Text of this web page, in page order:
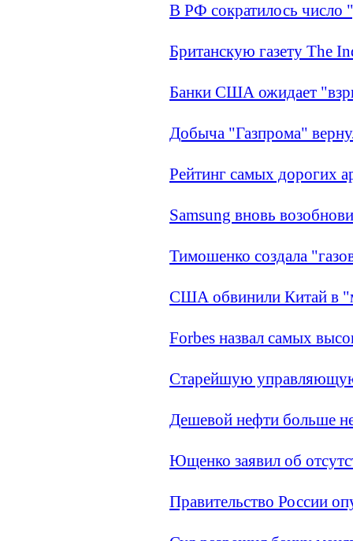
В РФ сократилось число
Британскую газету The
Банки США ожидает
Добыча "Газпрома"
Рейтинг самых дорогих
Samsung вновь
Тимошенко создала
США обвинили Китай в
Forbes назвал самых
Старейшую
Дешевой нефти больше
Ющенко заявил об
Правительство России